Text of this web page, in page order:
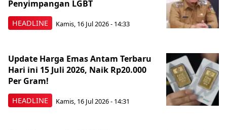
HEADLINE
Penyimpangan LGBT
Kamis, 16 Jul 2026 - 14:33
HEADLINE
Update Harga Emas Antam Terbaru
Hari ini 15 Juli 2026, Naik Rp20.000
Per Gram!
Kamis, 16 Jul 2026 - 14:31